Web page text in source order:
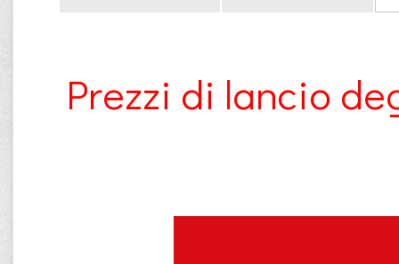
Prezzi di lancio